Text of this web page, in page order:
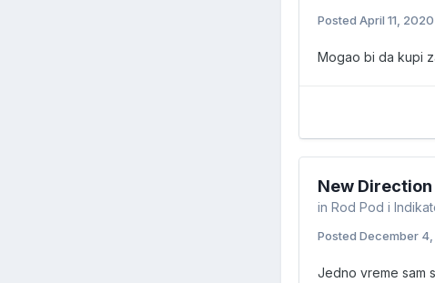
Posted April 11, 2020
Mogao bi da kupi
New
in Rod Pod i
Posted December 4,
Jedno vreme sam